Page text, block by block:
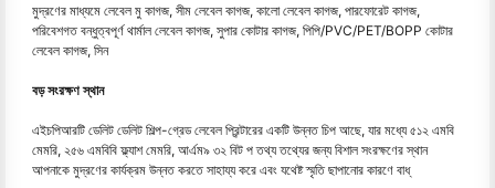
মুদ্রণের মাধ্যমে লেবেল মু কাগজ, সীম লেবেল কাগজ, কালো লেবেল কাগজ, পারফোরেট কাগজ,
পরিবেশগত বন্ধুত্বপূর্ণ থার্মাল লেবেল কাগজ, সুপার কোটার কাগজ, পিপি/PVC/PET/BOPP কোটার
লেবেল কাগজ, সিন
বড় সংরক্ষণ স্থান
এইচপিআরটি ডেলিট ডেলিট শিল্প-গ্রেড লেবেল প্রিন্টারের একটি উন্নত চিপ আছে, যার মধ্যে ৫১২ এমবি
মেমরি, ২৫৬ এমবিবি ফ্ল্যাশ মেমরি, আর্এম৯ ৩২ বিট প তথ্য তথ্যের জন্য বিশাল সংরক্ষণের স্থান
আপনাকে মুদ্রণের কার্যক্রম উন্নত করতে সাহায্য করে এবং যথেষ্ট স্মৃতি ছাপানোর কারণে বাধ্